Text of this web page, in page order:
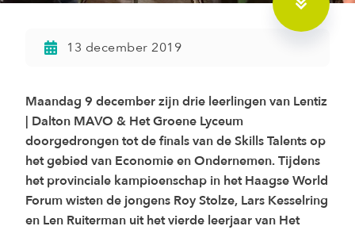
13 december 2019
Maandag 9 december zijn drie leerlingen van Lentiz
| Dalton MAVO & Het Groene Lyceum
doorgedrongen tot de finals van de Skills Talents op
het gebied van Economie en Ondernemen. Tijdens
het provinciale kampioenschap in het Haagse World
Forum wisten de jongens Roy Stolze, Lars Kesselring
en Len Ruiterman uit het vierde leerjaar van Het